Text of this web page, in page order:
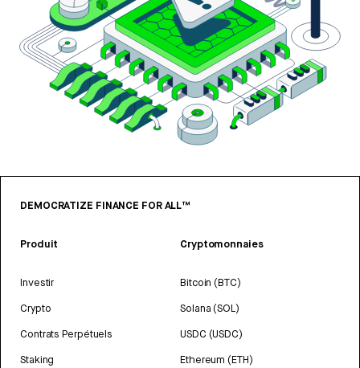
DEMOCRATIZE FINANCE FOR ALL™
Produit
Investir
Crypto
Contrats Perpétuels
Staking
Cryptomonnaies
Bitcoin (BTC)
Solana (SOL)
USDC (USDC)
Ethereum (ETH)